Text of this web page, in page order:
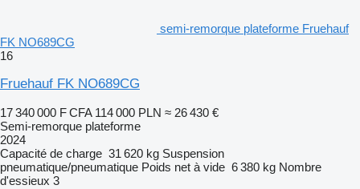
semi-remorque plateforme Fruehauf
FK NO689CG
16
Fruehauf FK NO689CG
17 340 000 F CFA 114 000 PLN ≈ 26 430 €
Semi-remorque plateforme
2024
Capacité de charge 31 620 kg Suspension
pneumatique/pneumatique Poids net à vide 6 380 kg Nombre
d'essieux 3